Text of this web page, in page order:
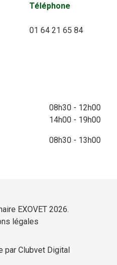
Téléphone
01 64 21 65 84
08h30 - 12h00
14h00 - 19h00
08h30 - 13h00
EXOVET 2026.
légales
par Clubvet Digital